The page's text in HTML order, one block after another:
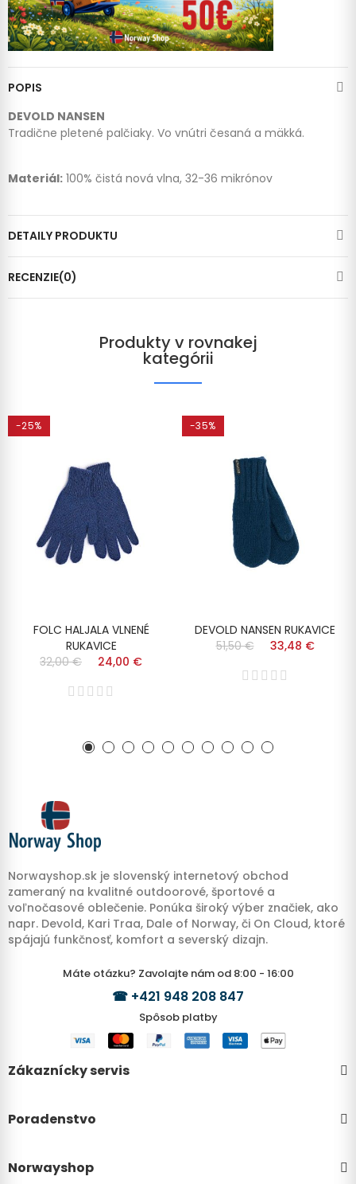
POPIS
DEVOLD NANSEN
Tradične pletené palčiaky. Vo vnútri česaná a mäkká.
Materiál: 100% čistá nová vlna, 32-36 mikrónov
DETAILY PRODUKTU
RECENZIE(0)
Produkty v rovnakej
kategórii
-25%
FOLC HALJALA VLNENÉ
RUKAVICE
32,00 €
24,00 €
-35%
DEVOLD NANSEN RUKAVICE
51,50 €
33,48 €
Norwayshop.sk je slovenský internetový obchod
zameraný na kvalitné outdoorové, športové a
voľnočasové oblečenie. Ponúka široký výber značiek, ako
napr. Devold, Kari Traa, Dale of Norway, či On Cloud, ktoré
spájajú funkčnosť, komfort a severský dizajn.
Máte otázku? Zavolajte nám od 8:00 - 16:00
☎ +421 948 208 847
Spôsob platby
Zákaznícky servis
Poradenstvo
Norwayshop